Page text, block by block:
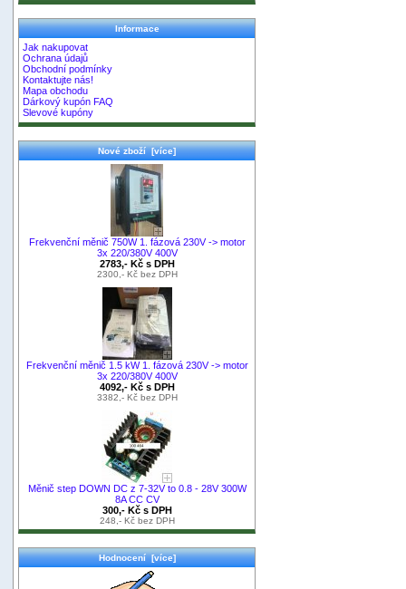
Informace
Jak nakupovat
Ochrana údajů
Obchodní podmínky
Kontaktujte nás!
Mapa obchodu
Dárkový kupón FAQ
Slevové kupóny
Nové zboží [více]
Frekvenční měnič 750W 1. fázová 230V -> motor
3x 220/380V 400V
2783,- Kč s DPH
2300,- Kč bez DPH
Frekvenční měnič 1.5 kW 1. fázová 230V -> motor
3x 220/380V 400V
4092,- Kč s DPH
3382,- Kč bez DPH
Měnič step DOWN DC z 7-32V to 0.8 - 28V 300W
8A CC CV
300,- Kč s DPH
248,- Kč bez DPH
Hodnocení [více]